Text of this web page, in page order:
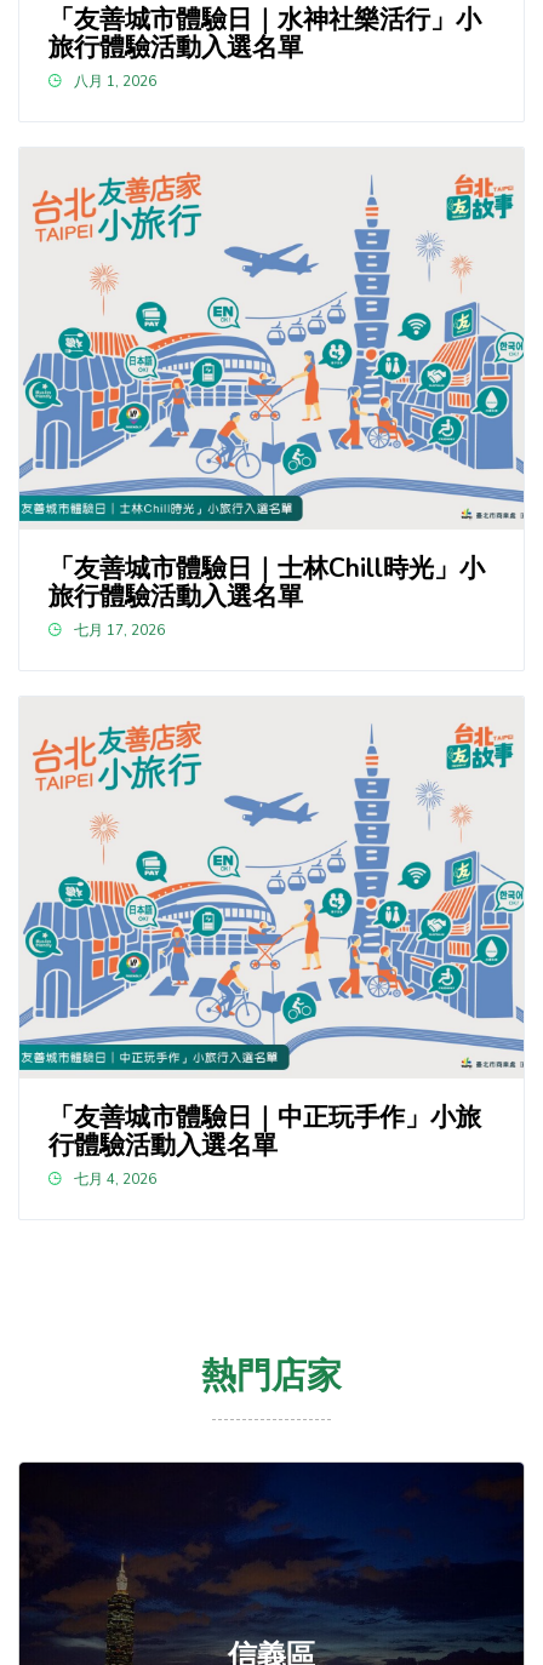
「友善城市體驗日｜水神社樂活行」小
旅行體驗活動入選名單
八月 1, 2026
「友善城市體驗日｜士林Chill時光」小
旅行體驗活動入選名單
七月 17, 2026
「友善城市體驗日｜中正玩手作」小旅
行體驗活動入選名單
七月 4, 2026
熱門店家
信義區